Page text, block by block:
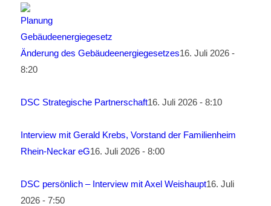
Änderung des Gebäudeenergiegesetzes16. Juli 2026 -
8:20
DSC Strategische Partnerschaft16. Juli 2026 - 8:10
Interview mit Gerald Krebs, Vorstand der Familienheim
Rhein-Neckar eG16. Juli 2026 - 8:00
DSC persönlich – Interview mit Axel Weishaupt16. Juli
2026 - 7:50